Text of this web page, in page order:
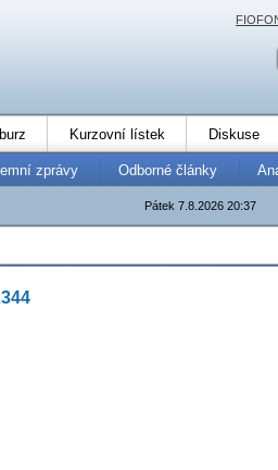
Kurzovní lístek Diskuse
zprávy Odborné články
Pátek 7.8.2026 20:37